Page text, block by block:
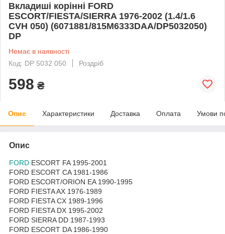
Вкладиші корінні FORD
ESCORT/FIESTA/SIERRA 1976-2002 (1.4/1.6
CVH 050) (6071881/815M6333DAA/DP5032050)
DP
Немає в наявності
Код: DP 5032 050
Роздріб
598 ₴
Опис Характеристики Доставка Оплата Умови
Опис
FORD ESCORT FA 1995-2001
FORD ESCORT CA 1981-1986
FORD ESCORT/ORION EA 1990-1995
FORD FIESTA AX 1976-1989
FORD FIESTA CX 1989-1996
FORD FIESTA DX 1995-2002
FORD SIERRA DD 1987-1993
FORD ESCORT DA 1986-1990